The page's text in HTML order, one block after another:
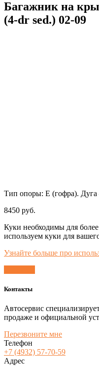
Багажник на
(4-dr sed.) 02-09
Тип опоры: Е (гофра).
8450 руб.
Куки необходимы для
используем куки для
Узнайте больше про
Контакты
Автосервис
продаже и официальной
Перезвоните мне
Телефон
+7 (4932) 57-70-59
Адрес